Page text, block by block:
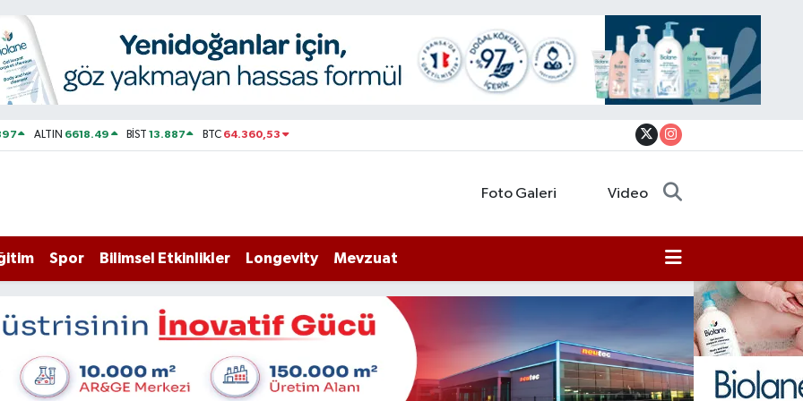
ALTIN 6618.49 BİST13.887 BTC 64.360,53
Foto Galeri Video
Spor Bilimsel Etkinlikler Longevity Mevzuat